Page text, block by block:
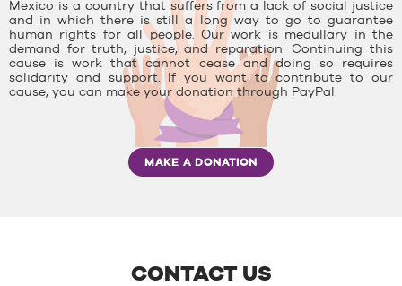
Mexico is a country that suffers from a lack of social justice
and in which there is still a long way to go to guarantee
human rights for all people. Our work is medullary in the
demand for truth, justice, and reparation. Continuing this
cause is work that cannot cease and doing so requires
solidarity and support. If you want to contribute to our
cause, you can make your donation through PayPal.
MAKE A DONATION
CONTACT US